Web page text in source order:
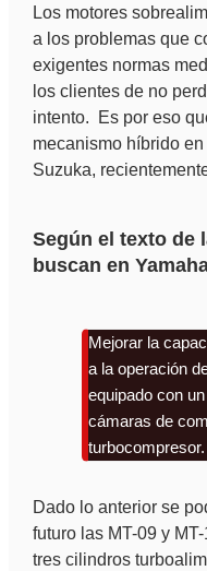
Los motores
a los problemas que
exigentes normas
los clientes de no
intento. Es por eso
mecanismo híbrido
Suzuka,
Según el texto de
buscan en
Mejorar la
a la operación
equipado con
cámaras de
turbocompresor.
Dado lo anterior se
futuro las MT-09 y
tres cilindros